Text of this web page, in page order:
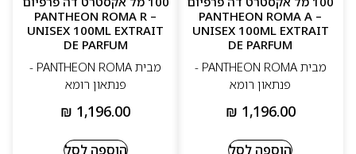
– PANTHEON ROMA A
UNISEX 100ML EXTRAIT
DE PARFUM
מבית PANTHEON ROMA -
פנתאון רומא
₪ 1,196.00
הוספה לסל
– PANTHEON ROMA R
UNISEX 100ML EXTRAIT
DE PARFUM
מבית PANTHEON ROMA -
פנתאון רומא
₪ 1,196.00
הוספה לסל